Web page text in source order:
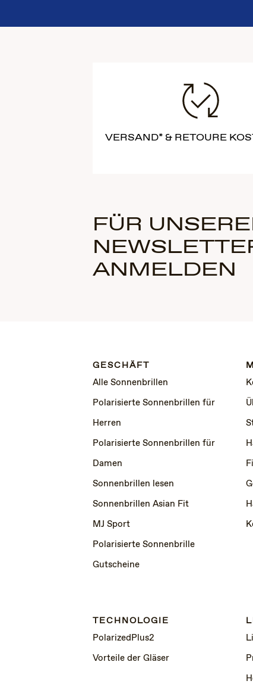
VERSAND* & RETOURE
FÜR
ANMELDEN
GESCHÄFT
Alle Sonnenbrillen
Polarisierte Sonnenbrillen für
Herren
Polarisierte Sonnenbrillen für
Damen
Sonnenbrillen lesen
Sonnenbrillen Asian Fit
MJ Sport
Polarisierte Sonnenbrille
Gutscheine
TECHNOLOGIE
PolarizedPlus2
Vorteile der Gläser